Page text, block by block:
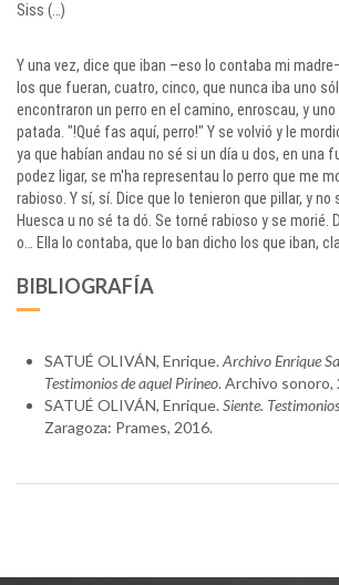
Siss (…)
Y una vez, dice que iban –eso lo contaba mi
los que fueran, cuatro, cinco, que nunca iba uno
encontraron un perro en el camino, enroscau, y
patada. "!Qué fas aquí, perro!" Y se volvió y le
ya que habían andau no sé si un día u dos, en una
podez ligar, se m'ha representau lo perro que me
rabioso. Y sí, sí. Dice que lo tenieron que pillar, y no
Huesca u no sé ta dó. Se torné rabioso y se morié.
o… Ella lo contaba, que lo ban dicho los que iban,
BIBLIOGRAFÍA
SATUÉ OLIVÁN, Enrique. Archivo Enrique
Testimonios de aquel Pirineo. Archivo sonoro,
SATUÉ OLIVÁN, Enrique. Siente.
Zaragoza: Prames, 2016.